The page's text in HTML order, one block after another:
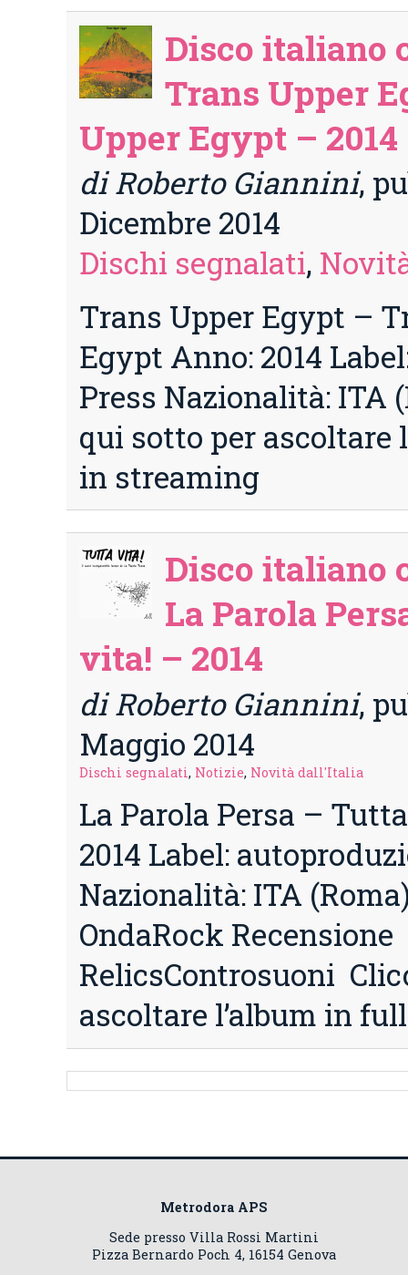
Disco italiano
Trans Upper
Upper Egypt – 2014
di Roberto Giannini,
Dicembre 2014
Dischi segnalati,
Trans Upper Egypt –
Egypt Anno: 2014
Press Nazionalità: ITA
qui sotto per ascoltare
in streaming
Disco italiano
La Parola
vita! – 2014
di Roberto Giannini,
Maggio 2014
Dischi segnalati, Notizie, Novità dall'Italia
La Parola Persa –
2014 Label:
Nazionalità: ITA
OndaRock Recensione
RelicsControsuoni
ascoltare l’album in
Metrodora APS
Sede presso Villa Rossi Martini
Pizza Bernardo Poch 4, 16154 Genova